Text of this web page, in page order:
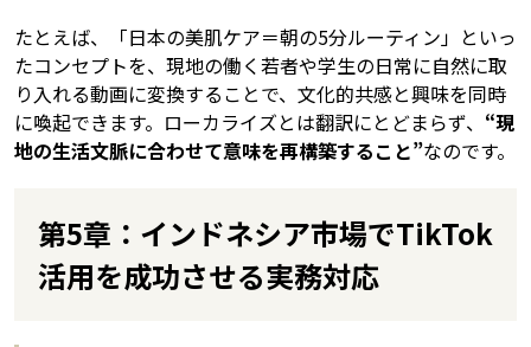
たとえば、「日本の美肌ケア＝朝の5分ルーティン」といっ
たコンセプトを、現地の働く若者や学生の日常に自然に取
り入れる動画に変換することで、文化的共感と興味を同時
に喚起できます。ローカライズとは翻訳にとどまらず、 “現
地の生活文脈に合わせて意味を再構築すること”なのです。
第5章：インドネシア市場でTikTok
活用を成功させる実務対応